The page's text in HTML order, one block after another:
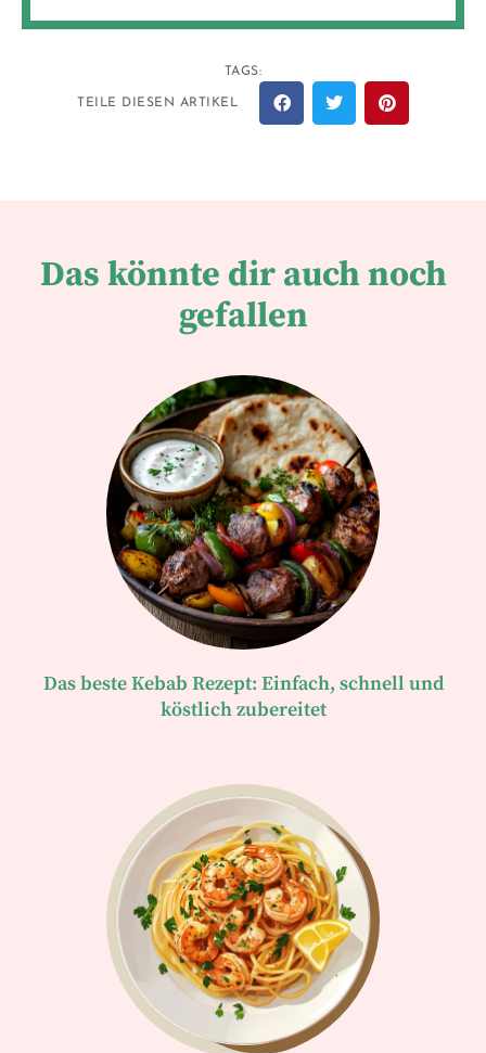
TAGS:
TEILE DIESEN ARTIKEL
Das könnte dir auch noch
gefallen
Das beste Kebab Rezept: Einfach, schnell und
köstlich zubereitet